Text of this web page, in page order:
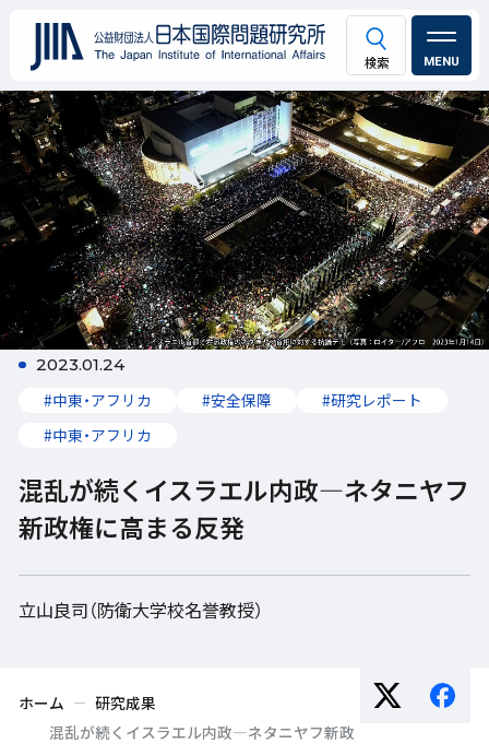
MENU
2023.01.24
#中東・アフリカ #安全保障
#研究レポート
#中東・アフリカ
混乱が続くイスラエル内政―ネタニヤフ
新政権に高まる反発
立山良司（防衛大学校名誉教授）
ホーム
研究成果
混乱が続くイスラエル内政―ネタニヤフ新政